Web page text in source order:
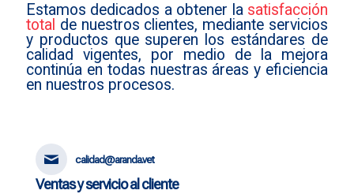
Estamos dedicados a obtener lasatisfacción
total de nuestros clientes, mediante servicios
y productos que superen los estándares de
calidad vigentes, por medio de la mejora
continúa en todas nuestras áreas y eficiencia
en nuestros procesos.
calidad@aranda.vet
Ventas y servicio al cliente